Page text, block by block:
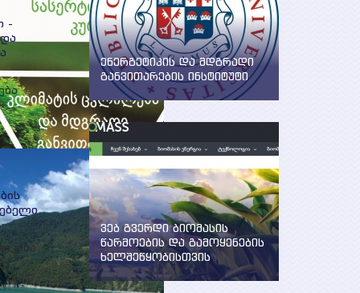
-
და
ენერგეტიკის და მდგრადი
განვითარების ინსტიტუტი
WEG-მა დააფუძნა ენერგეტიკის
და მდგრადი განვითარების
ინსტიტუტი ილიას სახელმწიფო
უნივერსიტეტში
ვებ გვერდი ბიომასის
წარმოების და გამოყენების
ხელშეწყობისთვის
შექმნილია WEG-ის მიერ UNDP,
GEF და საქართველოს